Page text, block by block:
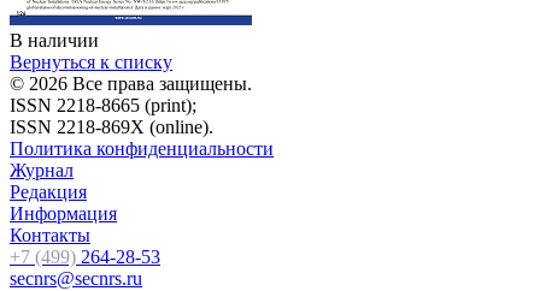
В наличии
Вернуться к списку
© 2026 Все права защищены.
ISSN 2218-8665 (print);
ISSN 2218-869X (online).
Политика конфиденциальности
Журнал
Редакция
Информация
Контакты
+7 (499) 264-28-53
secnrs@secnrs.ru